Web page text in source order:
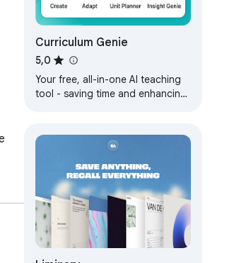
Curriculum Genie
5,0
Your free, all-in-one AI teaching
tool - saving time and enhancing